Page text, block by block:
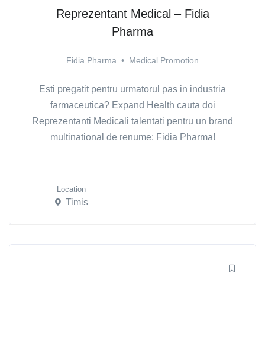
Reprezentant Medical – Fidia
Pharma
Fidia Pharma • Medical Promotion
Esti pregatit pentru urmatorul pas in industria
farmaceutica? Expand Health cauta doi
Reprezentanti Medicali talentati pentru un brand
multinational de renume: Fidia Pharma!
Location
Timis